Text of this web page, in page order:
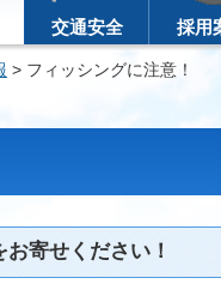
交通安全 採用
> フィッシングに注意！
お寄せください！